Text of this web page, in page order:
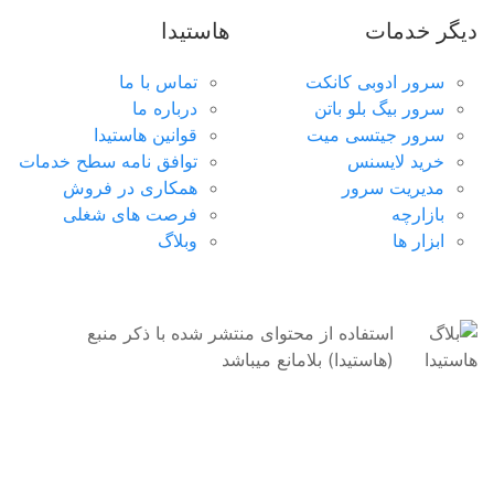
ساخت سرور آمریکا در دو دیتاسنتر متفاوت
سرور مجازی آلمان
ارائه سرویس در ۳ دیتاسنتر متفاوت
سرور مجازی انگلیس
سرور مجازی لهستان
دیگر خدمات
سرور ادوبی کانکت
سرور بیگ بلو باتن
سرور جیتسی میت
خرید لایسنس
مدیریت سرور
بازارچه
ابزار ها
هاستیدا
تماس با ما
درباره ما
قوانین هاستیدا
توافق نامه سطح خدمات
همکاری در فروش
فرصت های شغلی
وبلاگ
استفاده از محتوای منتشر شده با ذکر منبع
(هاستیدا) بلامانع میباشد